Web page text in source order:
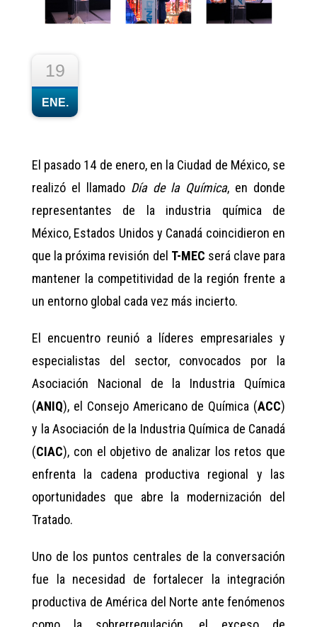
19
ENE.
El pasado 14 de enero, en la Ciudad de México, se
realizó el llamado Día de la Química, en donde
representantes de la industria química de
México, Estados Unidos y Canadá coincidieron en
que la próxima revisión del T-MEC será clave para
mantener la competitividad de la región frente a
un entorno global cada vez más incierto.
El encuentro reunió a líderes empresariales y
especialistas del sector, convocados por la
Asociación Nacional de la Industria Química
(ANIQ), el Consejo Americano de Química (ACC)
y la Asociación de la Industria Química de Canadá
(CIAC), con el objetivo de analizar los retos que
enfrenta la cadena productiva regional y las
oportunidades que abre la modernización del
Tratado.
Uno de los puntos centrales de la conversación
fue la necesidad de fortalecer la integración
productiva de América del Norte ante fenómenos